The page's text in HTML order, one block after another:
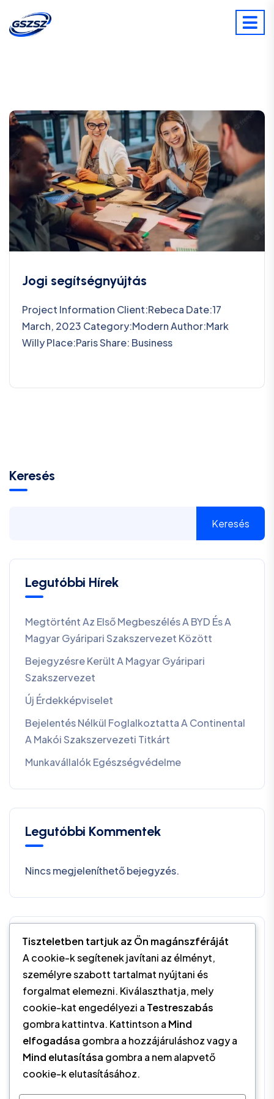
Jogi segítségnyújtás
Project Information Client:Rebeca Date:17
March, 2023 Category:Modern Author:Mark
Willy Place:Paris Share: Business
Keresés
Keresés
Legutóbbi Hírek
Megtörtént Az Első Megbeszélés A BYD És A
Magyar Gyáripari Szakszervezet Között
Bejegyzésre Került A Magyar Gyáripari
Szakszervezet
Új Érdekképviselet
Bejelentés Nélkül Foglalkoztatta A Continental
A Makói Szakszervezeti Titkárt
Munkavállalók Egészségvédelme
Legutóbbi Kommentek
Nincs megjeleníthető bejegyzés.
Kategóriák
Egészségvédelem
MGSZ
Sajtóközlemény
Szervezeti Újdonságok
Tiszteletben tartjuk az Ön magánszféráját
A cookie-k segítenek javítani az élményt,
személyre szabott tartalmat nyújtani és
forgalmat elemezni. Kiválaszthatja, mely
cookie-kat engedélyezi a Testreszabás
gombra kattintva. Kattintson a Mind
elfogadása gombra a hozzájáruláshoz vagy a
Mind elutasítása gombra a nem alapvető
cookie-k elutasításához.